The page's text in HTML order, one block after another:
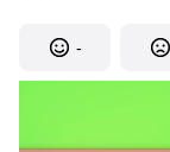
-